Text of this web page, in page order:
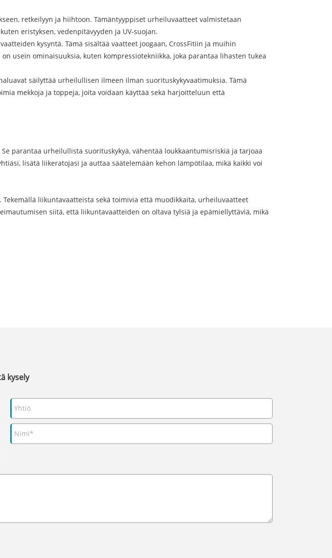
retkeilyyn ja hiihtoon. Tämäntyyppiset urheiluvaatteet valmistetaan
eristyksen, vedenpitävyyden ja UV-suojan.
kysyntä. Tämä sisältää vaatteet joogaan, CrossFitiin ja muihin
usein ominaisuuksia, kuten kompressiotekniikka, joka parantaa lihasten tukea
säilyttää urheilullisen ilmeen ilman suorituskykyvaatimuksia. Tämä
mekkoja ja toppeja, joita voidaan käyttää sekä harjoitteluun että
parantaa urheilullista suorituskykyä, vähentää loukkaantumisriskiä ja tarjoaa
lisätä liikeratojasi ja auttaa säätelemään kehon lämpötilaa, mikä kaikki voi
liikuntavaatteista sekä toimivia että muodikkaita, urheiluvaatteet
siitä, että liikuntavaatteiden on oltava tylsiä ja epämiellyttäviä, mikä
kysely